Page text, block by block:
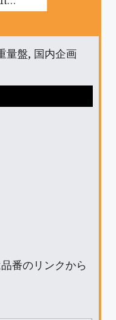
量盤, 国内企画
番のリンクから